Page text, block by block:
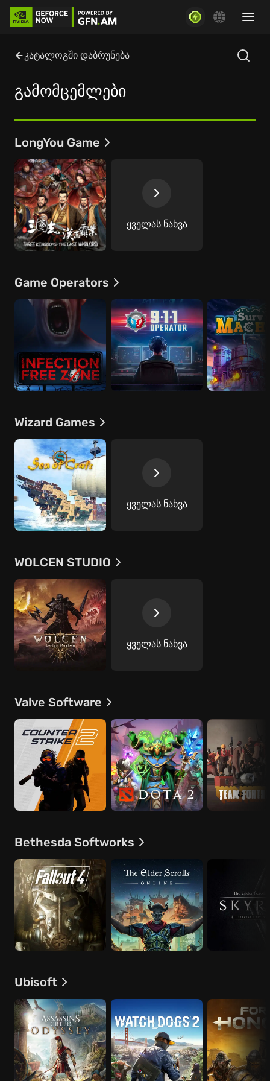
კატალოგში დაბრუნება
გამომცემლები
LongYou Game
ყველას ნახვა
Game Operators
Wizard Games
ყველას ნახვა
WOLCEN STUDIO
ყველას ნახვა
Valve Software
Bethesda Softworks
Ubisoft